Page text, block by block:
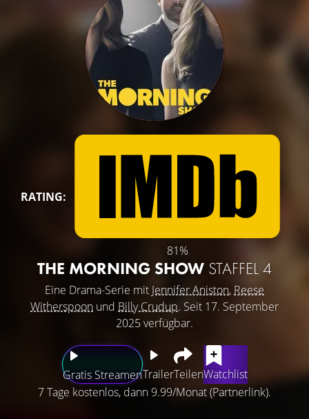
RATING:
81%
THE MORNING SHOW STAFFEL 4
Eine Drama-Serie mit Jennifer Aniston, Reese
Witherspoon und Billy Crudup. Seit 17. September
2025 verfügbar.
Gratis StreamenTrailerTeilenWatchlist
7 Tage kostenlos, dann 9.99/Monat (Partnerlink).